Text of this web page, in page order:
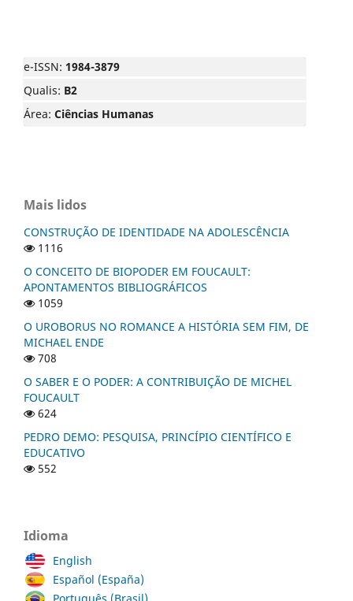
e-ISSN: 1984-3879
Qualis: B2
Área: Ciências Humanas
Mais lidos
CONSTRUÇÃO DE IDENTIDADE NA ADOLESCÊNCIA
1116
O CONCEITO DE BIOPODER EM FOUCAULT:
APONTAMENTOS BIBLIOGRÁFICOS
1059
O UROBORUS NO ROMANCE A HISTÓRIA SEM FIM, DE
MICHAEL ENDE
708
O SABER E O PODER: A CONTRIBUIÇÃO DE MICHEL
FOUCAULT
624
PEDRO DEMO: PESQUISA, PRINCÍPIO CIENTÍFICO E
EDUCATIVO
552
Idioma
English
Español (España)